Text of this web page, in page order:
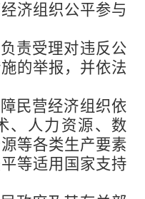
济组织公平参与
责受理对违反公
的举报，并依法
民营经济组织依
、人力资源、数
等各类生产要素
等适用国家支持